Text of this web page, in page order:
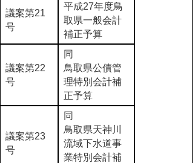
議案第21
号
平成27年度鳥
取県一般会計
補正予算
議案第22
号
同
鳥取県公債管
理特別会計補
正予算
議案第23
号
同
鳥取県天神川
流域下水道事
業特別会計補